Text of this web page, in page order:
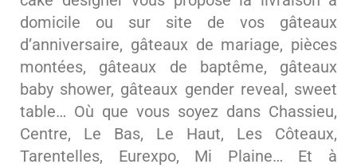
domicile ou sur site de vos gâteaux
d’anniversaire, gâteaux de mariage, pièces
montées, gâteaux de baptême, gâteaux
baby shower, gâteaux gender reveal, sweet
table… Où que vous soyez dans Chassieu,
Centre, Le Bas, Le Haut, Les Côteaux,
Tarentelles, Eurexpo, Mi Plaine… Et à